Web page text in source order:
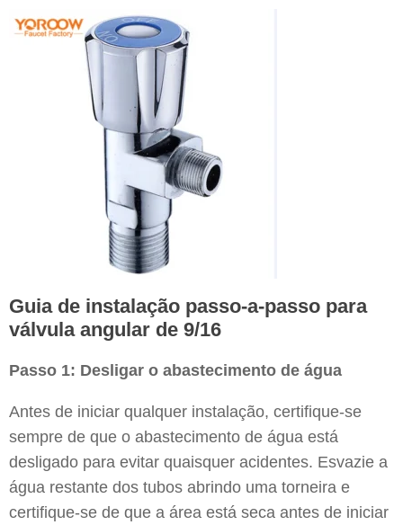
Guia de instalação passo-a-passo para
válvula angular de 9/16
Passo 1: Desligar o abastecimento de água
Antes de iniciar qualquer instalação, certifique-se
sempre de que o abastecimento de água está
desligado para evitar quaisquer acidentes. Esvazie a
água restante dos tubos abrindo uma torneira e
certifique-se de que a área está seca antes de iniciar